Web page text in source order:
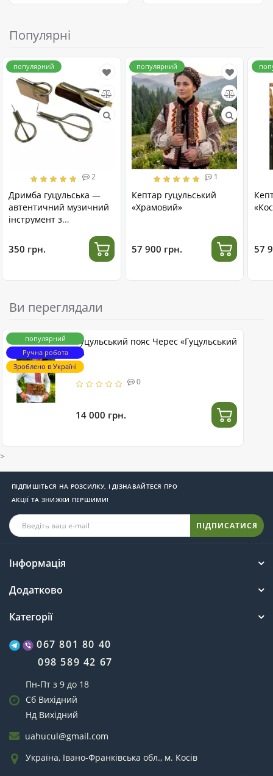
Популярні
популярний
2
Дримба гуцульська —
автентичний музичний
інструмент з
350 грн.
популярний
1
Кептар гуцульський
«Храмовий»
57 900 грн. 57
Ви переглядали
популярний
Ручна робота
Зроблено в Україні
Гуцульський пояс Черес «Гуцульський
5»
0
14 000 грн.
>
ПІДПИШІТЬСЯ НА РОЗСИЛКУ, І ДІЗНАВАЙТЕСЯ ПРО
АКЦІЇ ТА ЗНИЖКИ ПЕРШИМИ!
ПІДПИСАТИСЯ
Інформація
Додатково
Категорії
067 801 80 40
098 589 42 67
Пн-Пт з 9 до 18
Сб Вихідний
Нд Вихідний
uahucul@gmail.com
Україна, Івано-Франківська обл., м. Косів